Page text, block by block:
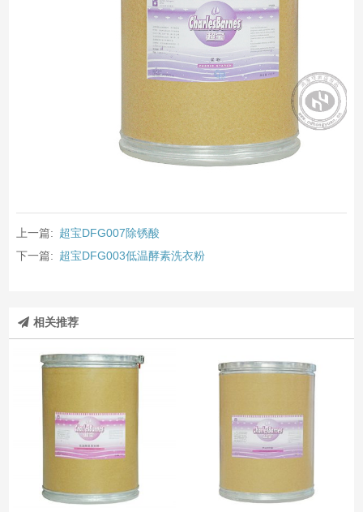
上一篇: 超宝DFG007除锈酸
下一篇: 超宝DFG003低温酵素洗衣粉
相关推荐